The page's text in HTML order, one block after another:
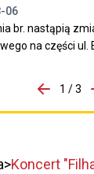
06
br. nastąpią
na części ul.
1 / 3
Koncert